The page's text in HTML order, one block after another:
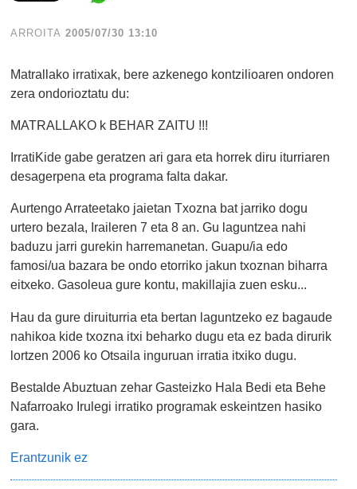
ARROITA 2005/07/30 13:10
Matrallako irratixak, bere azkenego kontzilioaren ondoren
zera ondorioztatu du:
MATRALLAKO k BEHAR ZAITU !!!
IrratiKide gabe geratzen ari gara eta horrek diru iturriaren
desagerpena eta programa falta dakar.
Aurtengo Arrateetako jaietan Txozna bat jarriko dogu
urtero bezala, Iraileren 7 eta 8 an. Gu laguntzea nahi
baduzu jarri gurekin harremanetan. Guapu/ia edo
famosi/ua bazara be ondo etorriko jakun txoznan biharra
eitxeko. Gasoleua gure kontu, makillajia zuen esku...
Hau da gure diruiturria eta bertan laguntzeko ez bagaude
nahikoa kide txozna itxi beharko dugu eta ez bada dirurik
lortzen 2006 ko Otsaila inguruan irratia itxiko dugu.
Bestalde Abuztuan zehar Gasteizko Hala Bedi eta Behe
Nafarroako Irulegi irratiko programak eskeintzen hasiko
gara.
Erantzunik ez